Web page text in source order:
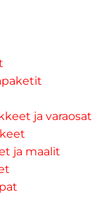
ja varaosat
ja maalit